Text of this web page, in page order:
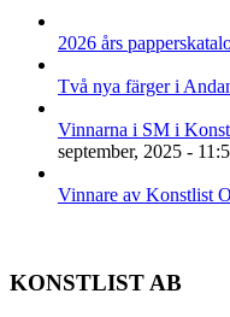
2026 års
Två nya färger i
Vinnarna i SM i
september, 2025 -
Vinnare av Konstlist
KONSTLIST AB